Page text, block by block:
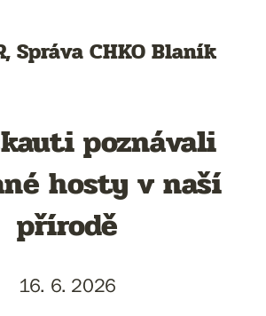
Správa CHKO Blaník
poznávali
hosty v naší
přírodě
16. 6. 2026